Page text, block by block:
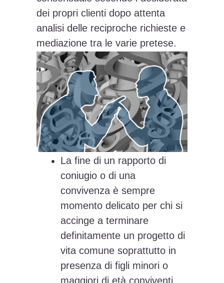
dei propri clienti dopo attenta
analisi delle reciproche richieste e
mediazione tra le varie pretese.
La fine di un rapporto di
coniugio o di una
convivenza è sempre
momento delicato per chi si
accinge a terminare
definitamente un progetto di
vita comune soprattutto in
presenza di figli minori o
maggiori di età conviventi